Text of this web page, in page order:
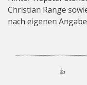
Christian Range
nach eigenen
👍